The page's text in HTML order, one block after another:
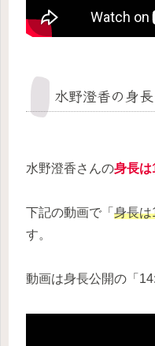
水野澄香の身長
水野澄香さんの身長
下記の動画で「 身長は
す。
動画は身長公開の「